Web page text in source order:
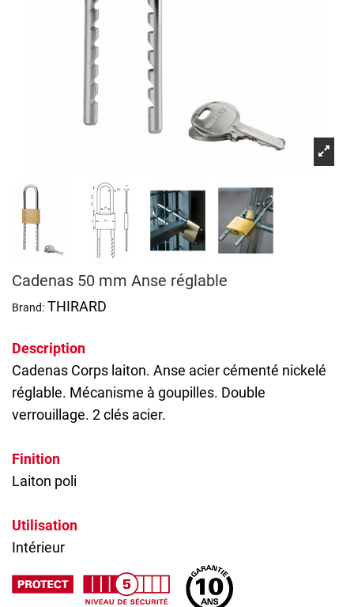
Cadenas 50 mm Anse réglable
Brand: THIRARD
Description
Cadenas Corps laiton. Anse acier cémenté nickelé
réglable. Mécanisme à goupilles. Double
verrouillage. 2 clés acier.
Finition
Laiton poli
Utilisation
Intérieur